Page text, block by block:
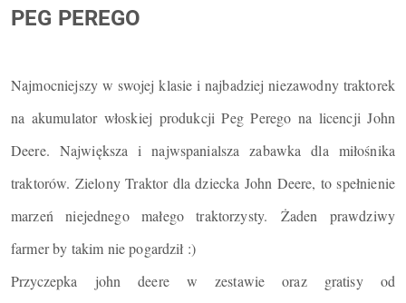
PEG PEREGO
Najmocniejszy w swojej klasie i najbadziej niezawodny traktorek
na akumulator włoskiej produkcji Peg Perego na licencji John
Deere. Największa i najwspanialsza zabawka dla miłośnika
traktorów. Zielony Traktor dla dziecka John Deere, to spełnienie
marzeń niejednego małego traktorzysty. Żaden prawdziwy
farmer by takim nie pogardził :)
Przyczepka john deere w zestawie oraz gratisy od